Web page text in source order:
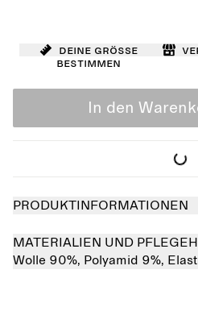
Deine Größe
bestimmen
In den
PRODUKTINFORMATIONEN
MATERIALIEN UND
Wolle 90%, Polyamid 9%,